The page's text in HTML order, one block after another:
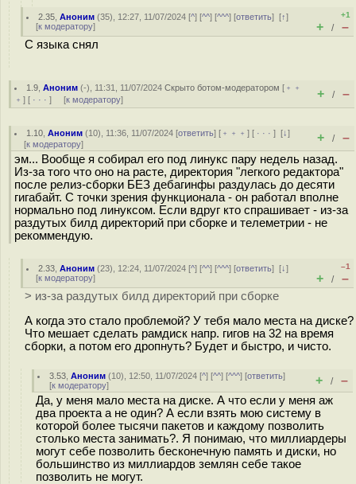
2.35 ,Аноним (35), 12:27, 11/07/2024 [^] [^^] [^^^] [ответить][↑]
[к модератору]
+1
+ / –
С языка снял
1.9 ,Аноним (-), 11:31, 11/07/2024Скрыто ботом-модератором [ ﹢﹢
﹢ ] [ · · · ] [к модератору] + / –
1.10 ,Аноним (10), 11:36, 11/07/2024 [ответить] [ ﹢﹢﹢] [ · · ·][↓]
[к модератору] + / –
эм... Вообще я собирал его под линукс пару недель назад.
Из-за того что оно на расте, директория "легкого редактора"
после релиз-сборки БЕЗ дебагинфы раздулась до десяти
гигабайт. С точки зрения функционала - он работал вполне
нормально под линуксом. Если вдруг кто спрашивает - из-за
раздутых билд директорий при сборке и телеметрии - не
рекоммендую.
2.33 ,Аноним (23), 12:24, 11/07/2024 [^] [^^] [^^^] [ответить][↓]
[к модератору]
–1
+ / –
> из-за раздутых билд директорий при сборке
А когда это стало проблемой? У тебя мало места на диске?
Что мешает сделать рамдиск напр. гигов на 32 на время
сборки, а потом его дропнуть? Будет и быстро, и чисто.
3.53 ,Аноним (10), 12:50, 11/07/2024 [^] [^^] [^^^] [ответить]
[к модератору] + / –
Да, у меня мало места на диске. А что если у меня аж
два проекта а не один? А если взять мою систему в
которой более тысячи пакетов и каждому позволить
столько места занимать?. Я понимаю, что миллиардеры
могут себе позволить бесконечную память и диски, но
большинство из миллиардов землян себе такое
позволить не могут.